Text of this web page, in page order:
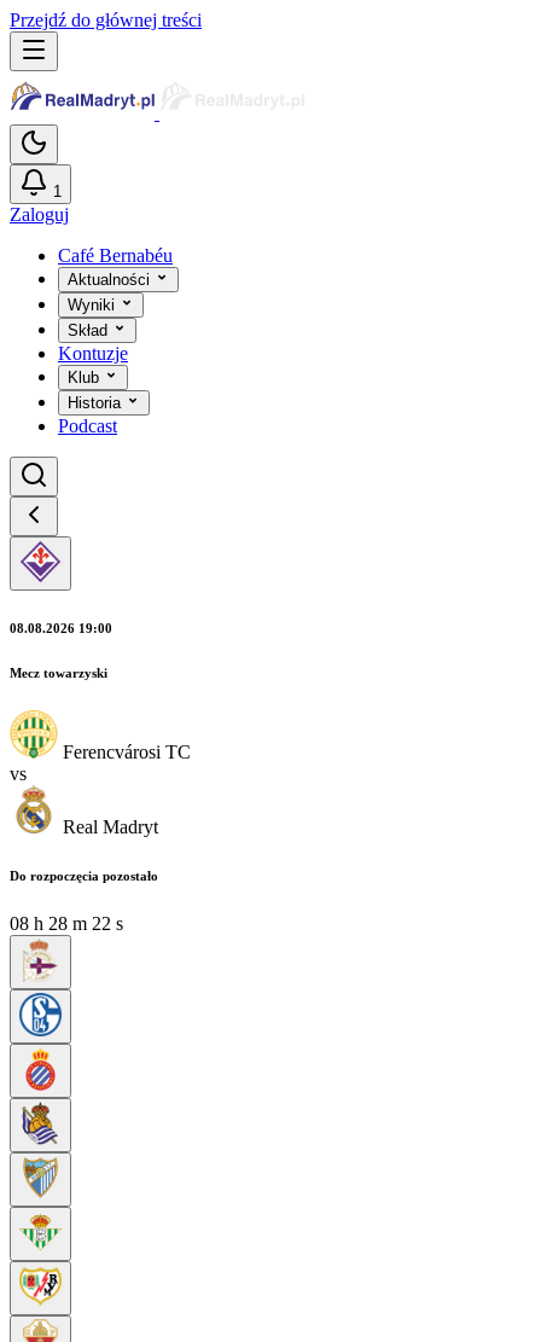
Przejdź do głównej treści
1
Zaloguj
Café Bernabéu
Aktualności
Wyniki
Skład
Kontuzje
Klub
Historia
Podcast
08.08.2026 19:00
Mecz towarzyski
Ferencvárosi TC
vs
Real Madryt
Do rozpoczęcia pozostało
08 h 28 m 21 s